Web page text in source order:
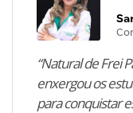
“Natural de Frei
enxergou os
para conquistar